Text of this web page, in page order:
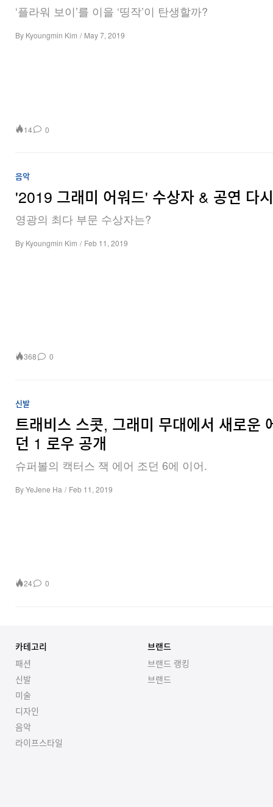
‘플라워 보이’를 이을 ‘띵작’이 탄생할까?
By Kyoungmin Kim / May 7, 2019
14 0
음악
'2019 그래미 어워드' 수상자 & 공연 다
영광의 최다 부문 수상자는?
By Kyoungmin Kim / Feb 11, 2019
368 0
신발
트래비스 스콧, 그래미 무대에서 새로운
던 1 로우 공개
슈퍼볼의 캑터스 잭 에어 조던 6에 이어.
ByYeJene Ha / Feb 11, 2019
24 0
카테고리
패션
신발
미술
디자인
음악
라이프스타일
브랜드
브랜드 랭킹
브랜드